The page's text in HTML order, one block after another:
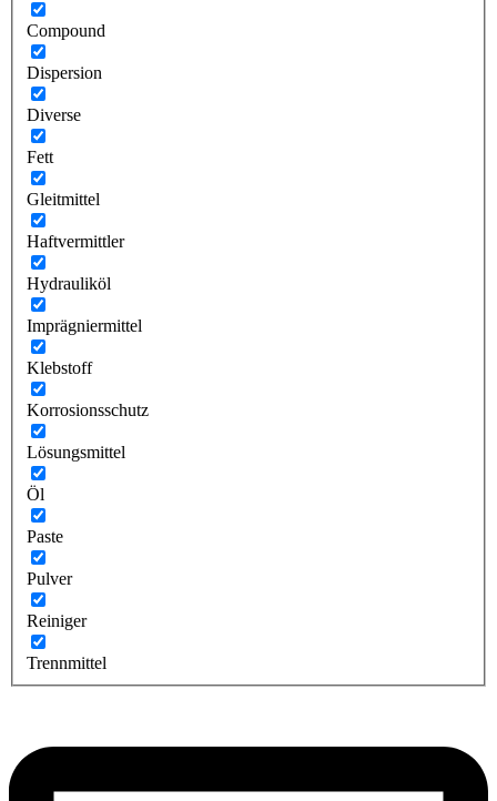
Compound
Dispersion
Diverse
Fett
Gleitmittel
Haftvermittler
Hydrauliköl
Imprägniermittel
Klebstoff
Korrosionsschutz
Lösungsmittel
Öl
Paste
Pulver
Reiniger
Trennmittel